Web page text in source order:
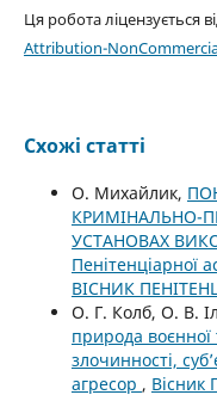
Ця робота ліцензується
Attribution-
Схожі статті
О. Михайлик,
КРИМІНАЛЬНО-
УСТАНОВАХ
Пенітенціарної
ВІСНИК
О. Г. Колб, О. В.
природа воєнної
злочинності,
агресор , Вісник